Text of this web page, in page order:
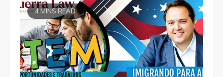
4 MINS READ